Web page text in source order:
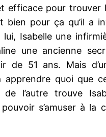
efficace pour trouver
bien pour ça qu’il a
lui, Isabelle une
une ancienne
de 51 ans. Mais
apprendre quoi que
de l’autre trouve
s’amuser à la